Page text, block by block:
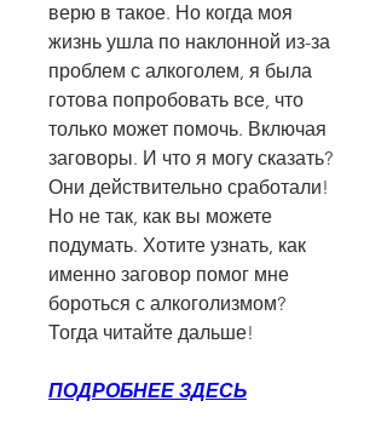
верю в такое. Но когда моя
жизнь ушла по наклонной из-за
проблем с алкоголем, я была
готова попробовать все, что
только может помочь. Включая
заговоры. И что я могу сказать?
Они действительно сработали!
Но не так, как вы можете
подумать. Хотите узнать, как
именно заговор помог мне
бороться с алкоголизмом?
Тогда читайте дальше!
ПОДРОБНЕЕ ЗДЕСЬ